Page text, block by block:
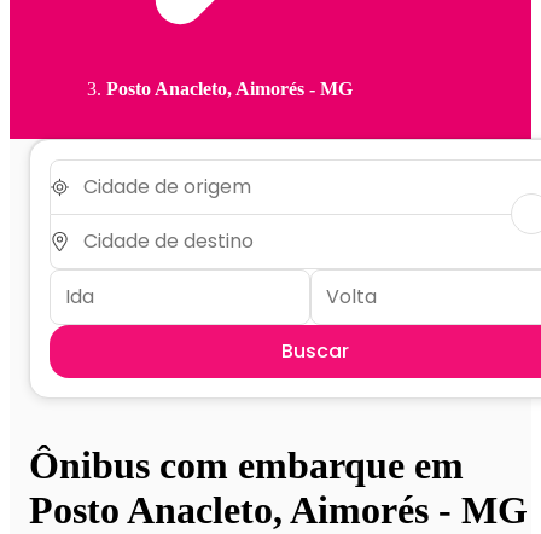
Posto Anacleto, Aimorés - MG
Buscar
Ônibus com embarque em
Posto Anacleto, Aimorés - MG